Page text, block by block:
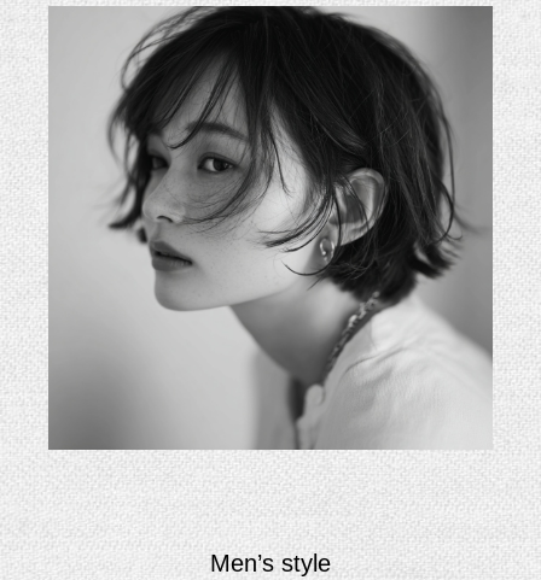
Men’s style